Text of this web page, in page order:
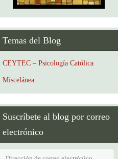
Temas del Blog
CEYTEC – Psicología Católica
Miscelánea
Suscríbete al blog por correo
electrónico
Dirección